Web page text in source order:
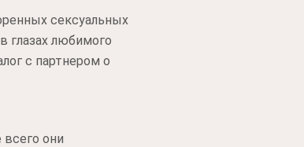
сексуальных
глазах любимого
с партнером о
они